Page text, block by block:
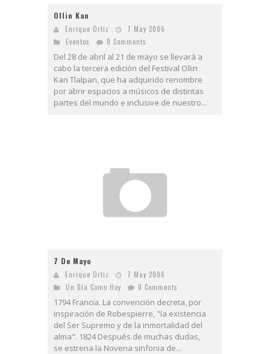
Ollin Kan
Enrique Ortiz
7 May 2006
Eventos
0 Comments
Del 28 de abril al 21 de mayo se llevará a
cabo la tercera edición del Festival Ollin
Kan Tlalpan, que ha adquirido renombre
por abrir espacios a músicos de distintas
partes del mundo e inclusive de nuestro...
7 De Mayo
Enrique Ortiz
7 May 2006
Un Día Como Hoy
0 Comments
1794 Francia. La convención decreta, por
inspiración de Robespierre, "la existencia
del Ser Supremo y de la inmortalidad del
alma". 1824 Después de muchas dudas,
se estrena la Novena sinfonia de...